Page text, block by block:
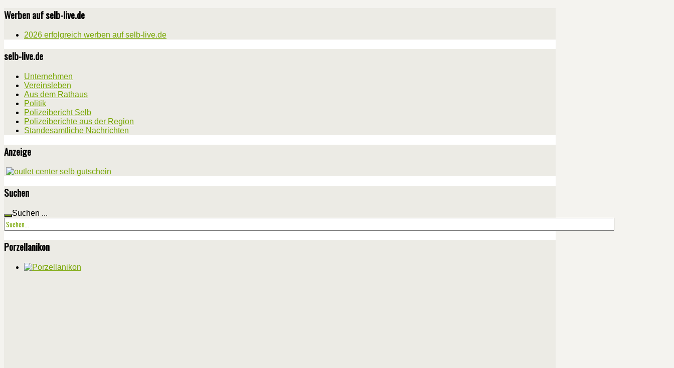
Werben auf selb-live.de
2026 erfolgreich werben auf selb-live.de
selb-live.de
Unternehmen
Vereinsleben
Aus dem Rathaus
Politik
Polizeibericht Selb
Polizeiberichte aus der Region
Standesamtliche Nachrichten
Anzeige
Suchen
Suchen ...
Porzellanikon